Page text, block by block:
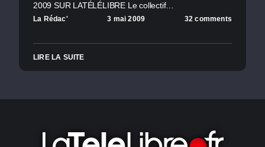
2009 SUR LATÉLÉLIBRE Le collectif…
La Rédac' 3 mai 2009 32 comments
LIRE LA SUITE